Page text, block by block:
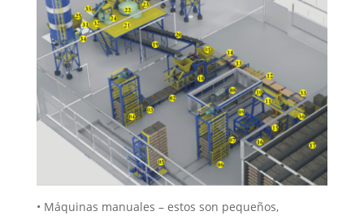
• Máquinas manuales – estos son pequeños,